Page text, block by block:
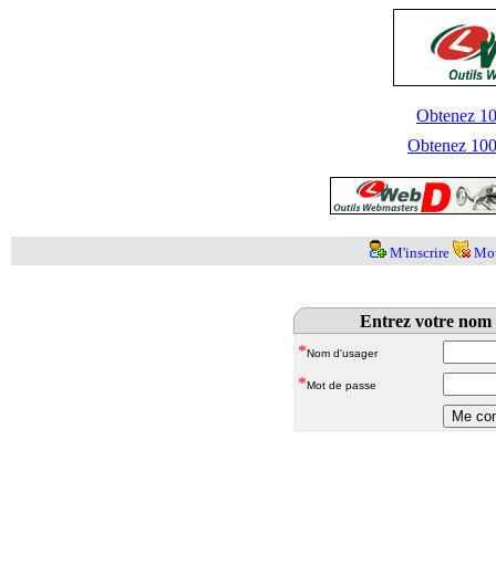
Obtenez
Obtenez
M'inscrire
Entrez votre nom
*Nom d'usager
*Mot de passe